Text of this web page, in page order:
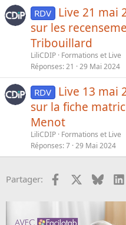
RDV
Live 21 mai
sur les
Tribouillard
LiliCDIP Formations et Live
Réponses 21 29 Mai 2024
RDV
Live 13 mai
sur la fiche
Menot
LiliCDIP Formations et Live
Réponses 7 29 Mai 2024
Partager: Facebook